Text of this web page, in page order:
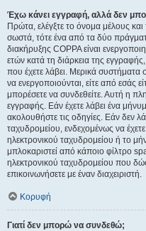
Έχω κάνει εγγραφή, αλλά δεν
Πρώτα, ελέγξτε το όνομα μέλους
σωστά, τότε ένα από τα δύο
διακήρυξης COPPA είναι
ετών κατά τη διάρκεια της
που έχετε λάβει. Μερικά συστήματα
να ενεργοποιούνται, είτε από εσάς
μπορέσετε να συνδεθείτε. Αυτή η
εγγραφής. Εάν έχετε λάβει ένα
ακολουθήστε τις οδηγίες. Εάν δεν
ταχυδρομείου, ενδεχομένως να
ηλεκτρονικού ταχυδρομείου ή το
μπλοκαριστεί από κάποιο φίλτρο
ηλεκτρονικού ταχυδρομείου που
επικοινωνήσετε με έναν διαχειριστή.
Κορυφή
Γιατί δεν μπορώ να συνδεθώ;